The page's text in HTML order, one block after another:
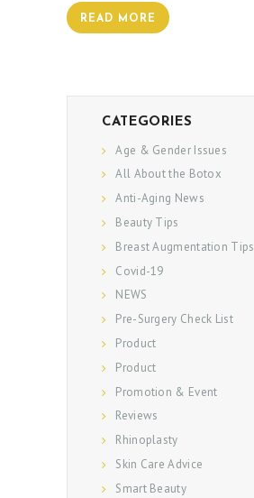
READ MORE
CATEGORIES
Age & Gender Issues
All About the Botox
Anti-Aging News
Beauty Tips
Breast Augmentation Tips
Covid-19
NEWS
Pre-Surgery Check List
Product
Product
Promotion & Event
Reviews
Rhinoplasty
Skin Care Advice
Smart Beauty